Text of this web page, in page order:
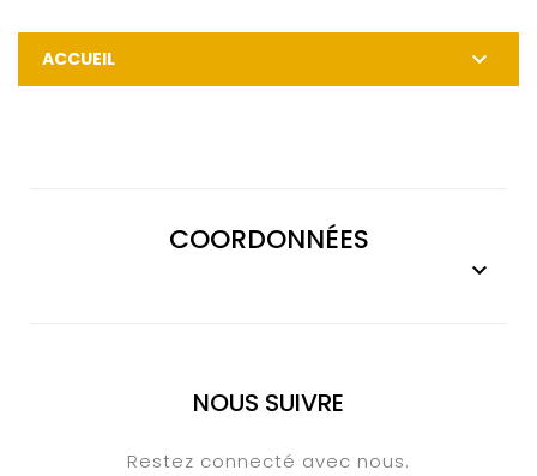
ACCUEIL 
COORDONNÉES

NOUS SUIVRE
Restez connecté avec nous.